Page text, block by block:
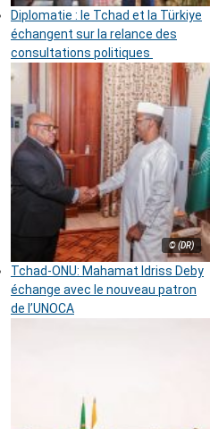
Diplomatie : le Tchad et la Türkiye
échangent sur la relance des
consultations politiques
© (DR)
Tchad-ONU: Mahamat Idriss Deby
échange avec le nouveau patron
de l’UNOCA